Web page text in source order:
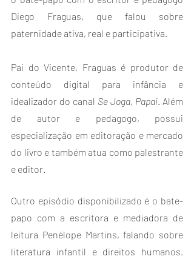
Diego Fraguas, que falou sobre
paternidade ativa, real e participativa.
Pai do Vicente, Fraguas é produtor de
conteúdo digital para infância e
idealizador do canal Se Joga, Papai. Além
de autor e pedagogo, possui
especialização em editoração e mercado
do livro e também atua como palestrante
e editor.
Outro episódio disponibilizado é o bate-
papo com a escritora e mediadora de
leitura Penélope Martins, falando sobre
literatura infantil e direitos humanos.